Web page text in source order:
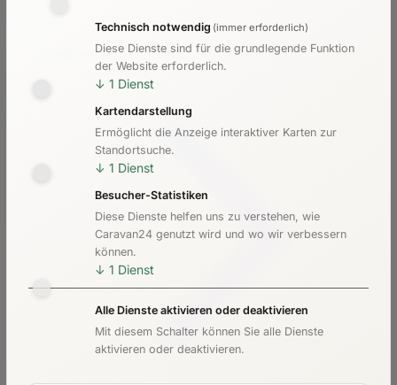
Kosten & Preise
Technisch notwendig (immer erforderlich)
Diese Dienste sind für die grundlegende Funktion
der Website erforderlich.
↓ 1 Dienst
Kartendarstellung
Ermöglicht die Anzeige interaktiver Karten zur
Standortsuche.
↓ 1 Dienst
Besucher-Statistiken
Diese Dienste helfen uns zu verstehen, wie
Caravan24 genutzt wird und wo wir verbessern
können.
↓ 1 Dienst
Alle Dienste aktivieren oder deaktivieren
Mit diesem Schalter können Sie alle Dienste
aktivieren oder deaktivieren.